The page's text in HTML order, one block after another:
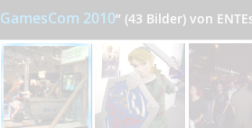
GamesCom 2010” (43 Bilder) von